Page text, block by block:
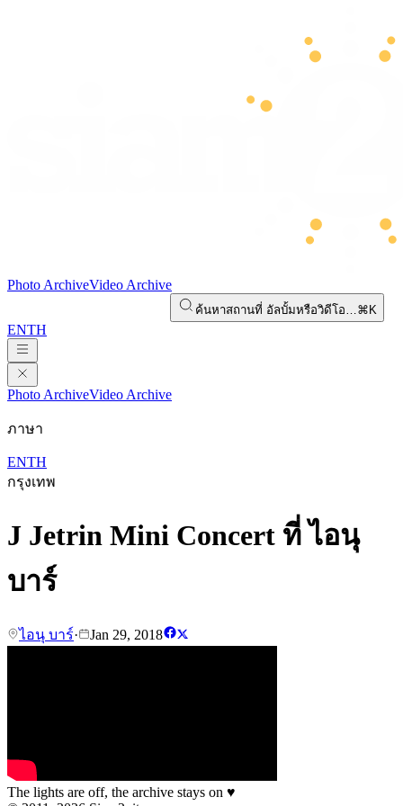
Photo ArchiveVideo Archive
ค้นหาสถานที่ อัลบั้มหรือวิดีโอ…⌘K
ENTH
Photo ArchiveVideo Archive
ภาษา
ENTH
กรุงเทพ
J Jetrin Mini Concert ที่ ไอนุ
บาร์
ไอนุ บาร์· Jan 29, 2018
The lights are off, the archive stays on ♥